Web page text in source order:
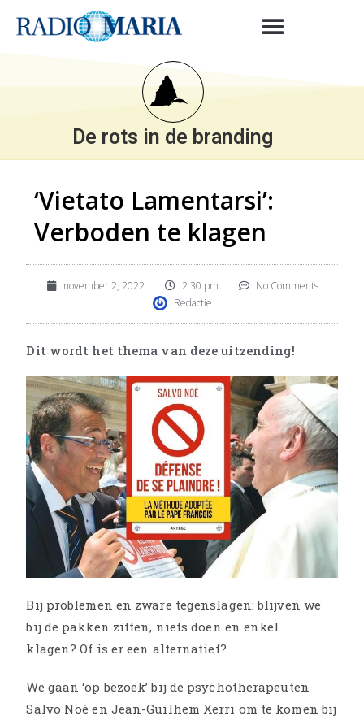
De rots in de branding
‘Vietato Lamentarsi’:
Verboden te klagen
november 2, 2022 2:30 pm
No Comments
Redactie
Dit wordt het thema van deze uitzending!
Bij problemen en zware tegenslagen: blijven we
bij de pakken zitten, niets doen en enkel
klagen? Of is er een alternatief?
We gaan ‘op bezoek’ bij de psychotherapeuten
Salvo Noé en Jean-Guilhem Xerri om te komen bij